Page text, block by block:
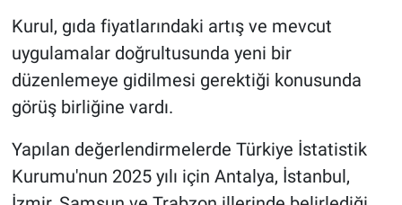
Kurul, gıda fiyatlarındaki artış ve mevcut
uygulamalar doğrultusunda yeni bir
düzenlemeye gidilmesi gerektiği konusunda
görüş birliğine vardı.
Yapılan değerlendirmelerde Türkiye İstatistik
Kurumu'nun 2025 yılı için Antalya, İstanbul,